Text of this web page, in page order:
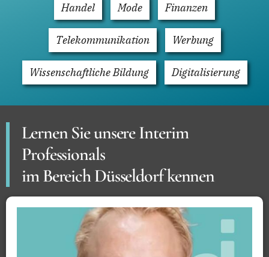
Handel Mode Finanzen
Telekommunikation Werbung
Wissenschaftliche Bildung Digitalisierung
Lernen Sie unsere Interim
Professionals
im Bereich Düsseldorf kennen